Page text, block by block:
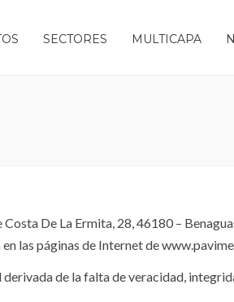
SECTORES MULTICAPA
De La Ermita, 28, 46180 –
las páginas de Internet de
de la falta de veracidad,